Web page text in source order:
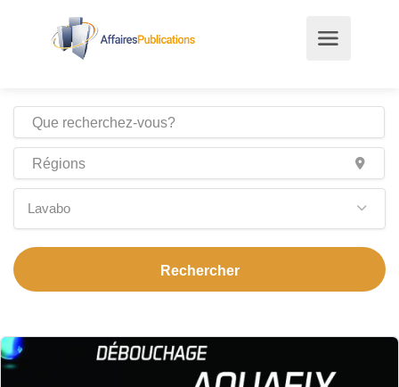
Lavabo